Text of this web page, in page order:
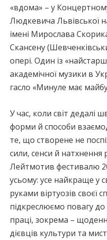
«вдома» – у
Людкевича Львівської
імені Мирослава
Скансену
опері. Один із
академічної музики в
гасло «Минуле має
У час, коли світ дедалі
форми й способи
те, що створене не
сили, сенси й натхнення
Лейтмотив фестивалю
усьому: усе найкраще у
руками віртуозів
підкреслюємо повагу до
праці, зокрема –
дієвців культури та